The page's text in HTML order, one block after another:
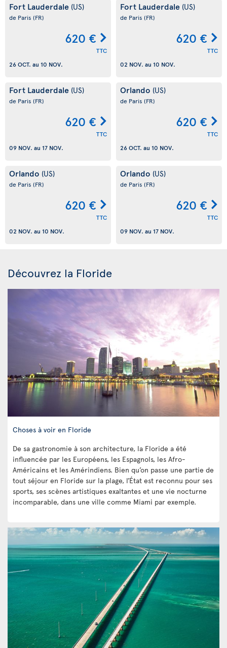
Fort Lauderdale (US)
de Paris (FR)
620 €
TTC
26 OCT. au 10 NOV.
Fort Lauderdale (US)
de Paris (FR)
620 €
TTC
02 NOV. au 10 NOV.
Fort Lauderdale (US)
de Paris (FR)
620 €
TTC
09 NOV. au 17 NOV.
Orlando (US)
de Paris (FR)
620 €
TTC
26 OCT. au 10 NOV.
Orlando (US)
de Paris (FR)
620 €
TTC
02 NOV. au 10 NOV.
Orlando (US)
de Paris (FR)
620 €
TTC
09 NOV. au 17 NOV.
Découvrez la Floride
Choses à voir en Floride
De sa gastronomie à son architecture, la Floride a été
influencée par les Européens, les Espagnols, les Afro-
Américains et les Amérindiens. Bien qu’on passe une partie de
tout séjour en Floride sur la plage, l’État est reconnu pour ses
sports, ses scènes artistiques exaltantes et une vie nocturne
incomparable, dans une ville comme Miami par exemple.